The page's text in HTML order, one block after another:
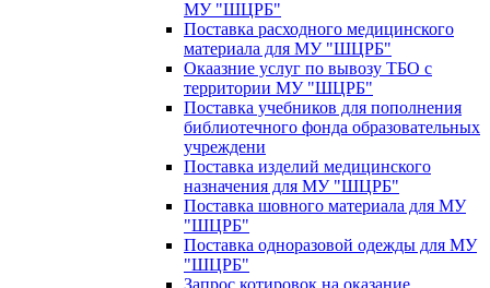
МУ "ШЦРБ"
Поставка расходного медицинского
материала для МУ "ШЦРБ"
Окаазние услуг по вывозу ТБО с
территории МУ "ШЦРБ"
Поставка учебников для пополнения
библиотечного фонда образовательных
учреждени
Поставка изделий медицинского
назначения для МУ "ШЦРБ"
Поставка шовного материала для МУ
"ШЦРБ"
Поставка одноразовой одежды для МУ
"ШЦРБ"
Запрос котировок на оказание